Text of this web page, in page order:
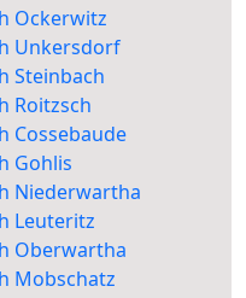
Ockerwitz
Unkersdorf
Steinbach
Roitzsch
Cossebaude
Gohlis
Niederwartha
Leuteritz
Oberwartha
Mobschatz